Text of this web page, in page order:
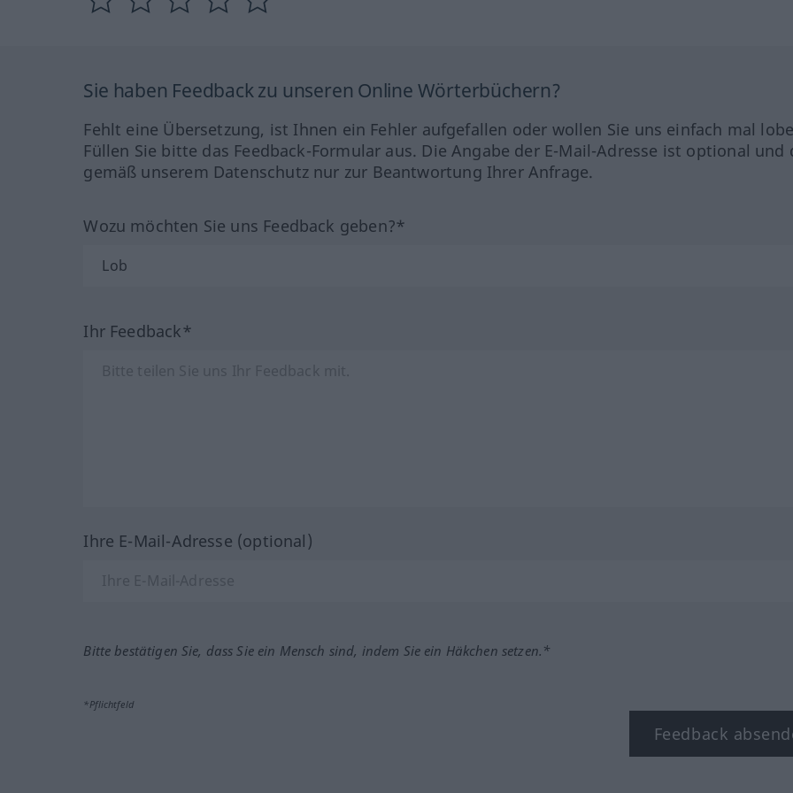
Sie haben Feedback zu unseren Online Wörterbüchern?
Fehlt eine Übersetzung, ist Ihnen ein Fehler aufgefallen oder wollen Sie uns einfach mal
Füllen Sie bitte das Feedback-Formular aus. Die Angabe der E-Mail-Adresse ist optional und
gemäß unserem Datenschutz nur zur Beantwortung Ihrer Anfrage.
Wozu möchten Sie uns Feedback geben?*
Ihr Feedback*
Ihre E-Mail-Adresse (optional)
Bitte bestätigen Sie, dass Sie ein Mensch sind, indem Sie ein Häkchen setzen.*
*Pflichtfeld
Feedback